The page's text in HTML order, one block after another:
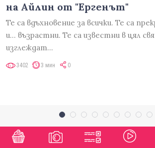
на Айлин от "Ергенът"
Те са вдъхновение за всички. Те са
и... възрастни. Те са известни в цял
изглеждат…
3402 3 мин 0